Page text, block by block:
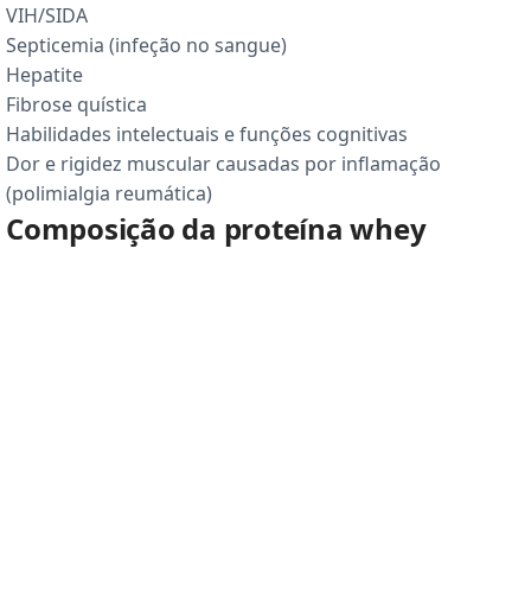
VIH/SIDA
Septicemia (infeção no sangue)
Hepatite
Fibrose quística
Habilidades intelectuais e funções cognitivas
Dor e rigidez muscular causadas por inflamação
(polimialgia reumática)
Composição da proteína whey